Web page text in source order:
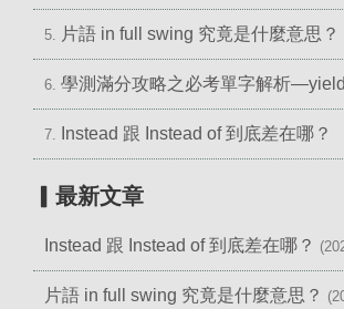
5. 片語 in full swing 究竟是什麼意思？
6. 學測滿分攻略之必考單字解析—yield
7. Instead 跟 Instead of 到底差在哪？
▎最新文章
Instead 跟 Instead of 到底差在哪？
片語 in full swing 究竟是什麼意思？